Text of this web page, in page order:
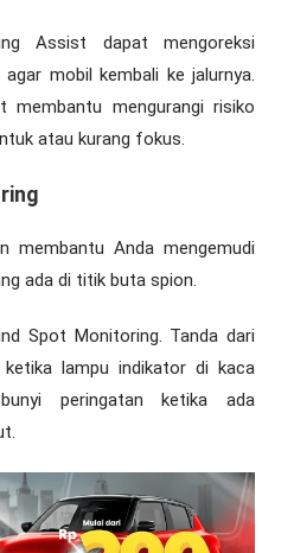
Assist dapat mengoreksi
mobil kembali ke jalurnya.
membantu mengurangi risiko
atau kurang fokus.
membantu Anda mengemudi
ada di titik buta spion.
Spot Monitoring. Tanda dari
lampu indikator di kaca
peringatan ketika ada